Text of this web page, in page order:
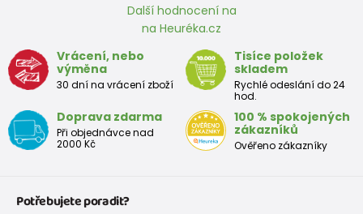
Boty pro školáka (teenager)
Velikost
EU
35 36 38 39 40 41
stélky v
mm
225 231 237 243 249 255 261 267
Další hodnocení na
na Heuréka.cz
Vrácení, nebo
výměna
30 dní na vrácení zboží
Tisíce položek
skladem
Rychlé odeslání do 24
hod.
Doprava zdarma
Při objednávce nad
2000 Kč
100 % spokojených
zákazníků
Ověřeno zákazníky
Potřebujete poradit?